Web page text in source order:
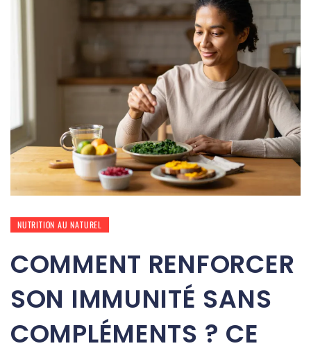
NUTRITION AU NATUREL
COMMENT RENFORCER
SON IMMUNITÉ SANS
COMPLÉMENTS ? CE